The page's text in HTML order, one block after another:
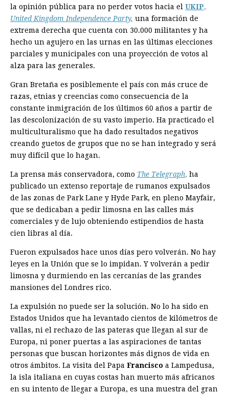
la opinión pública para no perder votos hacia el UKIP,
United Kingdom Independence Party, una formación de
extrema derecha que cuenta con 30.000 militantes y ha
hecho un agujero en las urnas en las últimas elecciones
parciales y municipales con una proyección de votos al
alza para las generales.
Gran Bretaña es posiblemente el país con más cruce de
razas, etnias y creencias como consecuencia de la
constante inmigración de los últimos 60 años a partir de
las descolonización de su vasto imperio. Ha practicado el
multiculturalismo que ha dado resultados negativos
creando guetos de grupos que no se han integrado y será
muy difícil que lo hagan.
La prensa más conservadora, como The Telegraph, ha
publicado un extenso reportaje de rumanos expulsados
de las zonas de Park Lane y Hyde Park, en pleno Mayfair,
que se dedicaban a pedir limosna en las calles más
comerciales y de lujo obteniendo estipendios de hasta
cien libras al día.
Fueron expulsados hace unos días pero volverán. No hay
leyes en la Unión que se lo impidan. Y volverán a pedir
limosna y durmiendo en las cercanías de las grandes
mansiones del Londres rico.
La expulsión no puede ser la solución. No lo ha sido en
Estados Unidos que ha levantado cientos de kilómetros de
vallas, ni el rechazo de las pateras que llegan al sur de
Europa, ni poner puertas a las aspiraciones de tantas
personas que buscan horizontes más dignos de vida en
otros ámbitos. La visita del Papa Francisco a Lampedusa,
la isla italiana en cuyas costas han muerto más africanos
en su intento de llegar a Europa, es una muestra del gran